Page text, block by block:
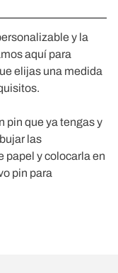
y la
aquí para
elijas una medida
pin que ya tengas y
las
papel y colocarla en
pin para